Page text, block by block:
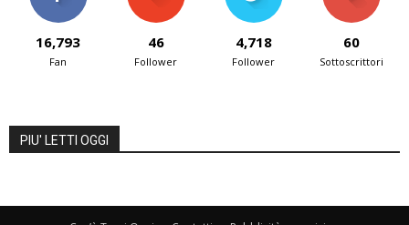
16,793
Fan
46
Follower
4,718
Follower
60
Sottoscrittori
PIU' LETTI OGGI